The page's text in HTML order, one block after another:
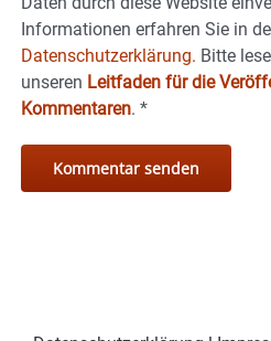
Informationen erfahren Sie in
Datenschutzerklärung. Bitte
unseren Leitfaden für die
Kommentaren. *